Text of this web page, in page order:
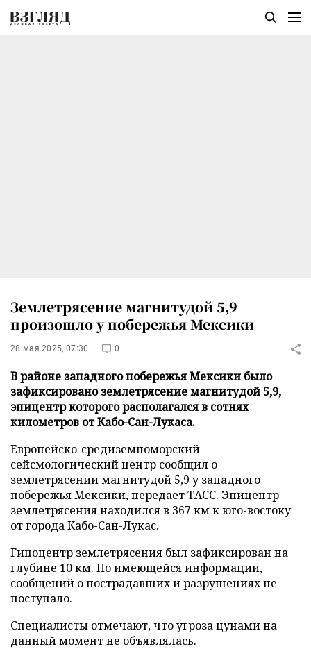
Землетрясение магнитудой 5,9
произошло у побережья Мексики
28 мая 2025, 07:30 0
В районе западного побережья Мексики было
зафиксировано землетрясение магнитудой 5,9,
эпицентр которого располагался в сотнях
километров от Кабо-Сан-Лукаса.
Европейско-средиземноморский
сейсмологический центр сообщил о
землетрясении магнитудой 5,9 у западного
побережья Мексики, передаетТАСС. Эпицентр
землетрясения находился в 367 км к юго-востоку
от города Кабо-Сан-Лукас.
Гипоцентр землетрясения был зафиксирован на
глубине 10 км. По имеющейся информации,
сообщений о пострадавших и разрушениях не
поступало.
Специалисты отмечают, что угроза цунами на
данный момент не объявлялась.